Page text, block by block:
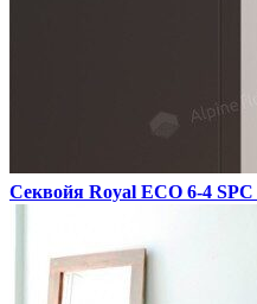
Секвойя Royal ЕСО 6-4 SPC